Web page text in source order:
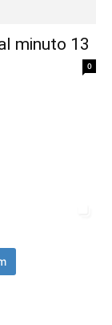
minuto 13
0